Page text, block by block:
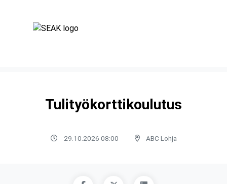
Tulityökorttikoulutus
29.10.2026 08:00 ABC Lohja